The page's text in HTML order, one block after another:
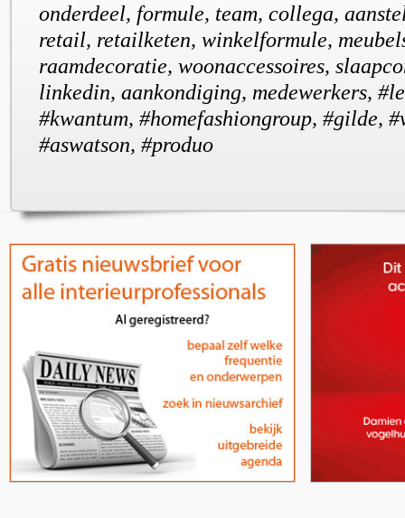
onderdeel, formule, team, collega,
retail, retailketen, winkelformule,
raamdecoratie, woonaccessoires,
linkedin, aankondiging, medewerkers,
#kwantum, #homefashiongroup, #gilde,
#aswatson, #produo